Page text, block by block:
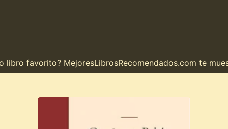
favorito? MejoresLibrosRecomendados.com te muestra